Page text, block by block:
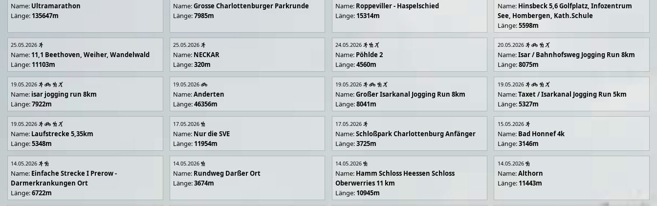
Name: Ultramarathon
Länge: 135647m
Name:Grosse Charlottenburger Parkrunde
Länge:7985m
Name: Roppeviller - Haspelschied
Länge: 15314m
Name: Hinsbeck 5,6 Golfplatz, Infozentrum
See, Hombergen, Kath.Schule
Länge:5598m
25.05.2026
Name: 11,1 Beethoven, Weiher, Wandelwald
Länge: 11103m
25.05.2026
Name: NECKAR
Länge:320m
24.05.2026
Name: Pöhlde 2
Länge:4560m
20.05.2026
Name:Isar / Bahnhofsweg Jogging Run 8km
Länge:8075m
19.05.2026
Name: isar jogging run 8km
Länge:7922m
19.05.2026
Name:Anderten
Länge:46356m
19.05.2026
Name:Großer Isarkanal Jogging Run 8km
Länge:8041m
19.05.2026
Name:Taxet / Isarkanal Jogging Run 5km
Länge:5327m
19.05.2026
Name: Laufstrecke 5,35km
Länge:5348m
17.05.2026
Name: Nur die SVE
Länge: 11954m
17.05.2026
Name:Schloßpark Charlottenburg Anfänger
Länge:3725m
15.05.2026
Name: Bad Honnef 4k
Länge:3146m
14.05.2026
Name: Einfache Strecke I Prerow -
Darmerkrankungen Ort
Länge:6722m
14.05.2026
Name: Rundweg Darßer Ort
Länge:3674m
14.05.2026
Name: Hamm Schloss Heessen Schloss
Oberwerries 11 km
Länge: 10945m
14.05.2026
Name:Althorn
Länge: 11443m